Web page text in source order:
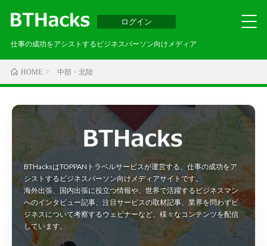
ログイン
仕事の成功をアシストするビジネスパーソン向けメディア
HOME 中部・北陸
BTHacksはTOPPANトラベルサービスが運営する、仕事の成功をア
シストするビジネスパーソン向けメディアサイトです。
海外出張、国内出張に役立つ情報や、世界で活躍するビジネスマン
へのインタビュー記事、注目サービスの取材記事、業界を問わずビ
ジネスについて考察するウェビナーなど、様々なコンテンツを配信
しています。